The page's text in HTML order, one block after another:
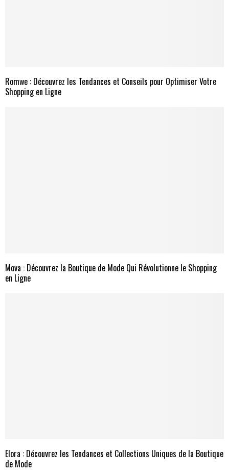
Romwe : Découvrez les Tendances et Conseils pour Optimiser Votre
Shopping en Ligne
Mova : Découvrez la Boutique de Mode Qui Révolutionne le Shopping
en Ligne
Elora : Découvrez les Tendances et Collections Uniques de la Boutique
de Mode